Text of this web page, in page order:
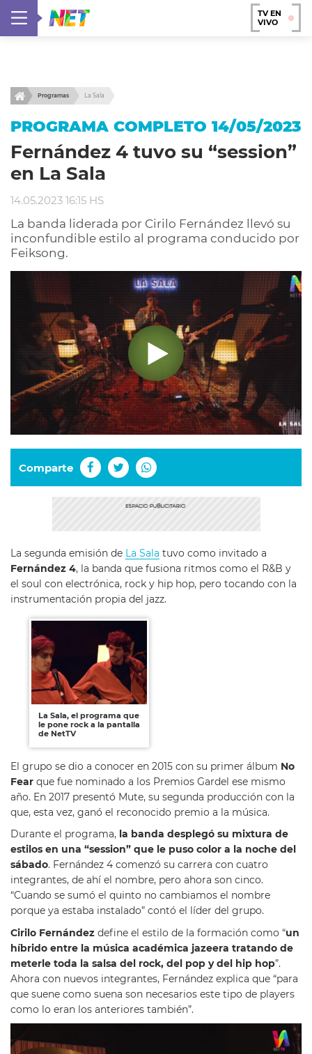
TV EN
VIVO
Programas La Sala
PROGRAMA COMPLETO 14/05/2023
Fernández 4 tuvo su “session”
en La Sala
14.05.2023 16:15 HS
La banda liderada por Cirilo Fernández llevó su
inconfundible estilo al programa conducido por
Feiksong.
Comparte
La segunda emisión de La Sala tuvo como invitado a
Fernández 4, la banda que fusiona ritmos como el R&B y
el soul con electrónica, rock y hip hop, pero tocando con la
instrumentación propia del jazz.
La Sala, el programa que
le pone rock a la pantalla
de NetTV
El grupo se dio a conocer en 2015 con su primer álbum No
Fear que fue nominado a los Premios Gardel ese mismo
año. En 2017 presentó Mute, su segunda producción con la
que, esta vez, ganó el reconocido premio a la música.
Durante el programa, la banda desplegó su mixtura de
estilos en una “session” que le puso color a la noche del
sábado. Fernández 4 comenzó su carrera con cuatro
integrantes, de ahí el nombre, pero ahora son cinco.
“Cuando se sumó el quinto no cambiamos el nombre
porque ya estaba instalado” contó el líder del grupo.
Cirilo Fernández define el estilo de la formación como “un
híbrido entre la música académica jazeera tratando de
meterle toda la salsa del rock, del pop y del hip hop”.
Ahora con nuevos integrantes, Fernández explica que “para
que suene como suena son necesarios este tipo de players
como lo eran los anteriores también”.